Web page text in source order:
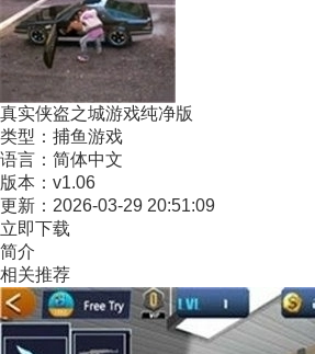
真实侠盗之城游戏纯净版
类型： 捕鱼游戏
语言： 简体中文
版本： v1.06
更新： 2026-03-29 20:51:09
立即下载
简介
相关推荐